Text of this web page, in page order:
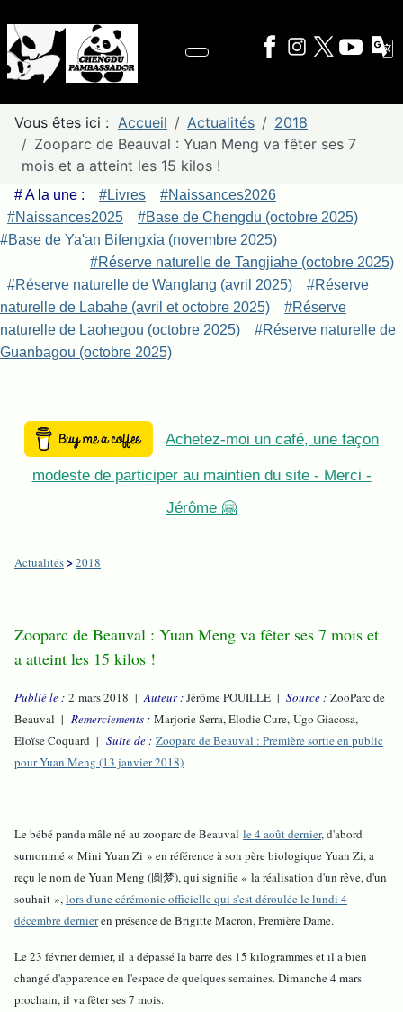
Vous êtes ici : Accueil Actualités
2018
Zooparc de Beauval : Yuan Meng va fêter ses 7
mois et a atteint les 15 kilos !
# A la une : #Livres
#Naissances2026
#Naissances2025
#Base de Chengdu (octobre 2025)
#Base de Ya'an Bifengxia (novembre 2025)
#Réserve naturelle de Tangjiahe (octobre 2025)
#Réserve naturelle de Wanglang (avril 2025)
#Réserve
naturelle de Labahe (avril et octobre 2025)
#Réserve
naturelle de Laohegou (octobre 2025)
#Réserve naturelle de
Guanbagou (octobre 2025)
Achetez-moi un café, une façon
modeste de participer au maintien du site - Merci -
Jérôme 🤗
Actualités>2018
Zooparc de Beauval : Yuan Meng va fêter ses 7 mois et
a atteint les 15 kilos !
Publié le : 2 mars 2018 |Auteur :Jérôme POUILLE | Source : ZooParc de
Beauval | Remerciements : Marjorie Serra, Elodie Cure, Ugo Giacosa,
Eloïse Coquard | Suite de : Zooparc de Beauval : Première sortie en public
pour Yuan Meng (13 janvier 2018)
Le bébé panda mâle né au zooparc de Beauval le 4 août dernier, d'abord
surnommé « Mini Yuan Zi » en référence à son père biologique Yuan Zi, a
reçu le nom de Yuan Meng (圆梦), qui signifie « la réalisation d'un rêve, d'un
souhait »,lors d'une cérémonie officielle qui s'est déroulée le lundi 4
décembre dernieren présence de Brigitte Macron, Première Dame.
Le 23 février dernier, il a dépassé la barre des 15 kilogrammes et il a bien
changé d'apparence en l'espace de quelques semaines. Dimanche 4 mars
prochain, il va fêter ses 7 mois.